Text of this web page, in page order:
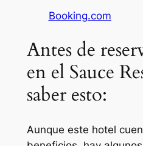
Booking.com
Antes de
en el Sauce
saber esto:
Aunque este hotel